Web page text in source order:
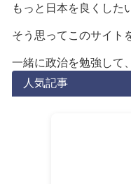
もっと日本を良くした
そう思ってこのサイト
一緒に政治を勉強して
人気記事